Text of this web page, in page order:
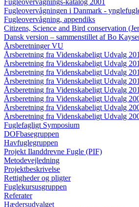
Fugleovervågnings-katalog 2001
Fugleovervågningen i Danmark -
Fugleovervågning, appendiks
Citizens, Science and Bird conservation
Dansk version – sammenstillet af Bo
Årsberetninger VU
Årsberetning fra Videnskabeligt Udvalg
Årsberetning fra Videnskabeligt Udvalg
Årsberetning fra Videnskabeligt Udvalg
Årsberetning fra Videnskabeligt Udvalg
Årsberetning fra Videnskabeligt Udvalg
Årsberetning fra Videnskabeligt Udvalg
Årsberetning fra Videnskabeligt Udvalg
Årsberetning fra Videnskabeligt Udvalg
Fuglefagligt Symposium
DOFbasegruppen
Havfuglegruppen
Projekt Ilanddrevne Fugle (PIF)
Metodevejledning
Projektbeskrivelse
Rettigheder og pligter
Fuglekursusgruppen
Referater
Hædersudvalget